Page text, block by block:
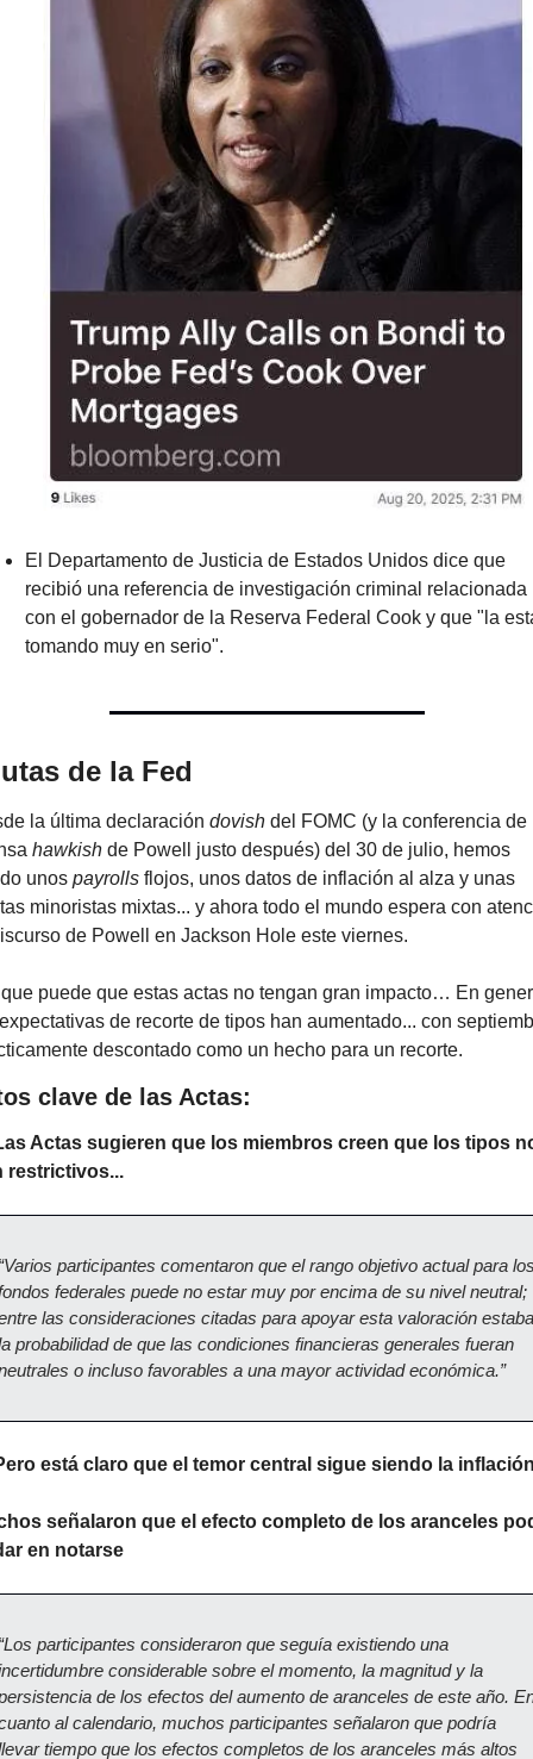
El Departamento de Justicia de Estados Unidos dice que
recibió una referencia de investigación criminal relacionada
con el gobernador de la Reserva Federal Cook y que "la
tomando muy en serio".
de la Fed
la última declaración dovish del FOMC (y la conferencia de
hawkish de Powell justo después) del 30 de julio, hemos
unos payrolls flojos, unos datos de inflación al alza y unas
minoristas mixtas... y ahora todo el mundo espera con
de Powell en Jackson Hole este viernes.
puede que estas actas no tengan gran impacto… En
de recorte de tipos han aumentado... con
descontado como un hecho para un recorte.
clave de las Actas:
Actas sugieren que los miembros creen que los tipos
restrictivos...
participantes comentaron que el rango objetivo actual para
federales puede no estar muy por encima de su nivel neutral;
las consideraciones citadas para apoyar esta valoración estaba
probabilidad de que las condiciones financieras generales fueran
o incluso favorables a una mayor actividad económica.”
está claro que el temor central sigue siendo la
señalaron que el efecto completo de los aranceles
en notarse
participantes consideraron que seguía existiendo una
considerable sobre el momento, la magnitud y la
de los efectos del aumento de aranceles de este año.
al calendario, muchos participantes señalaron que podría
tiempo que los efectos completos de los aranceles más altos